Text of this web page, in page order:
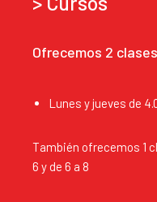
Ofrecemos 2
Lunes y jueves de
También ofrecemos 1
6 y de 6 a 8